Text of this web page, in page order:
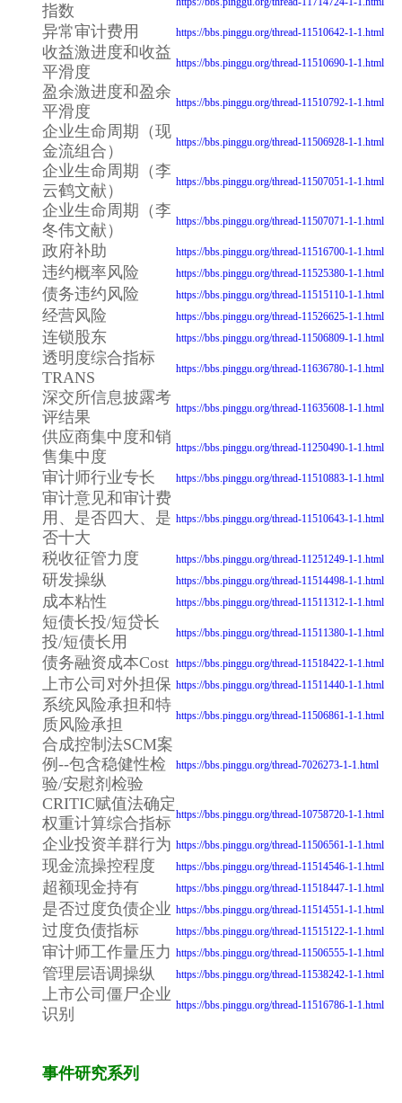
指数
异常审计费用 https://bbs.pinggu.org/thread-11510642-1-1.html
收益激进度和收益
平滑度
https://bbs.pinggu.org/thread-11510690-1-1.html
盈余激进度和盈余
平滑度
https://bbs.pinggu.org/thread-11510792-1-1.html
企业生命周期（现
金流组合）
https://bbs.pinggu.org/thread-11506928-1-1.html
企业生命周期（李
云鹤文献）
https://bbs.pinggu.org/thread-11507051-1-1.html
企业生命周期（李
冬伟文献）
https://bbs.pinggu.org/thread-11507071-1-1.html
政府补助 https://bbs.pinggu.org/thread-11516700-1-1.html
违约概率风险 https://bbs.pinggu.org/thread-11525380-1-1.html
债务违约风险 https://bbs.pinggu.org/thread-11515110-1-1.html
经营风险 https://bbs.pinggu.org/thread-11526625-1-1.html
连锁股东 https://bbs.pinggu.org/thread-11506809-1-1.html
透明度综合指标
TRANS
https://bbs.pinggu.org/thread-11636780-1-1.html
深交所信息披露考
评结果
https://bbs.pinggu.org/thread-11635608-1-1.html
供应商集中度和销
售集中度
https://bbs.pinggu.org/thread-11250490-1-1.html
审计师行业专长 https://bbs.pinggu.org/thread-11510883-1-1.html
审计意见和审计费
用、是否四大、是
否十大
https://bbs.pinggu.org/thread-11510643-1-1.html
税收征管力度 https://bbs.pinggu.org/thread-11251249-1-1.html
研发操纵 https://bbs.pinggu.org/thread-11514498-1-1.html
成本粘性 https://bbs.pinggu.org/thread-11511312-1-1.html
短债长投/短贷长
投/短债长用
https://bbs.pinggu.org/thread-11511380-1-1.html
债务融资成本Cost https://bbs.pinggu.org/thread-11518422-1-1.html
上市公司对外担保 https://bbs.pinggu.org/thread-11511440-1-1.html
系统风险承担和特
质风险承担
https://bbs.pinggu.org/thread-11506861-1-1.html
合成控制法SCM案
例--包含稳健性检
验/安慰剂检验
https://bbs.pinggu.org/thread-7026273-1-1.html
CRITIC赋值法确定
权重计算综合指标 https://bbs.pinggu.org/thread-10758720-1-1.html
企业投资羊群行为 https://bbs.pinggu.org/thread-11506561-1-1.html
现金流操控程度 https://bbs.pinggu.org/thread-11514546-1-1.html
超额现金持有 https://bbs.pinggu.org/thread-11518447-1-1.html
是否过度负债企业 https://bbs.pinggu.org/thread-11514551-1-1.html
过度负债指标 https://bbs.pinggu.org/thread-11515122-1-1.html
审计师工作量压力 https://bbs.pinggu.org/thread-11506555-1-1.html
管理层语调操纵 https://bbs.pinggu.org/thread-11538242-1-1.html
上市公司僵尸企业
识别
https://bbs.pinggu.org/thread-11516786-1-1.html
事件研究系列